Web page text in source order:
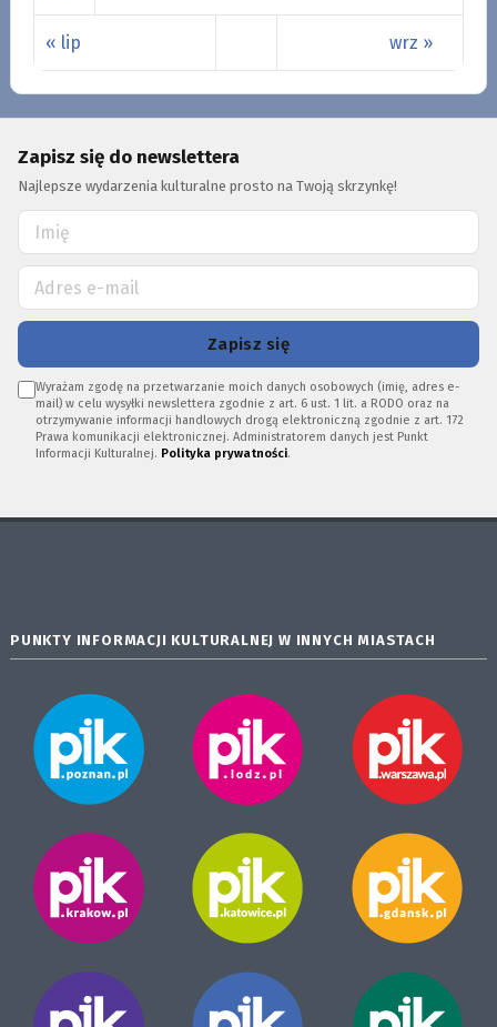
« lip wrz »
Zapisz się do newslettera
Najlepsze wydarzenia kulturalne prosto na Twoją skrzynkę!
Zapisz się
Wyrażam zgodę na przetwarzanie moich danych osobowych (imię, adres e-
mail) w celu wysyłki newslettera zgodnie z art. 6 ust. 1 lit. a RODO oraz na
otrzymywanie informacji handlowych drogą elektroniczną zgodnie z art. 172
Prawa komunikacji elektronicznej. Administratorem danych jest Punkt
Informacji Kulturalnej. Polityka prywatności.
PUNKTY INFORMACJI KULTURALNEJ W INNYCH MIASTACH